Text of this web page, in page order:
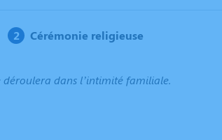
Cérémonie religieuse
déroulera dans l’intimité familiale.